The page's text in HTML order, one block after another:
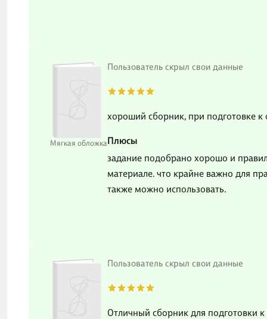
Мягкая обложка
Пользователь скрыл свои данные
хороший сборник, при подготовке к
Плюсы
задание подобрано хорошо и
материале. что крайне важно для
также можно использовать.
Пользователь скрыл свои данные
Отличный сборник для подготовки